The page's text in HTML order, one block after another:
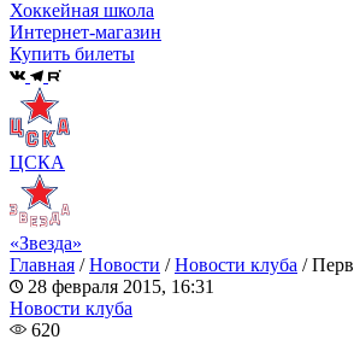
Хоккейная школа
Интернет-магазин
Купить билеты
ЦСКА
«Звезда»
Главная /Новости /Новости клуба /
28 февраля 2015, 16:31
Новости клуба
620